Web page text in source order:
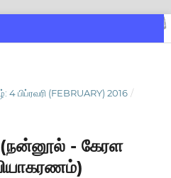
4 பிப்ரவரி (FEBRUARY) 2016 /
- கேரள